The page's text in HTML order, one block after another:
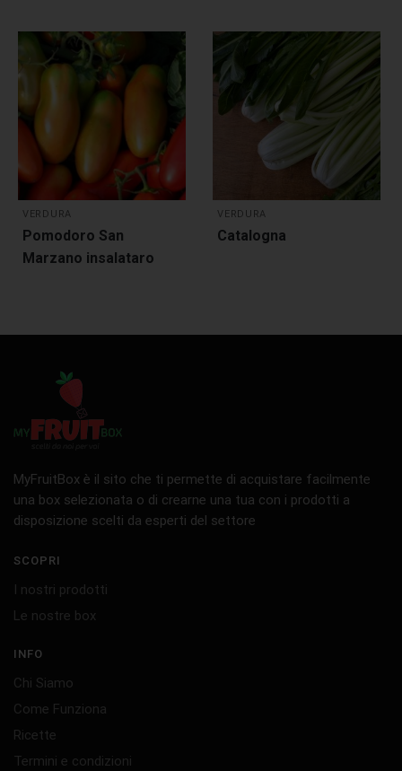
VERDURA
Pomodoro San
Marzano insalataro
VERDURA
Catalogna
MyFruitBox è il sito che ti permette di acquistare facilmente
una box selezionata o di crearne una tua con i prodotti a
disposizione scelti da esperti del settore
SCOPRI
I nostri prodotti
Le nostre box
INFO
Chi Siamo
Come Funziona
Ricette
Termini e condizioni